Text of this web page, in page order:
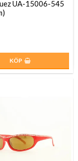
UA-15006-545
KÖP